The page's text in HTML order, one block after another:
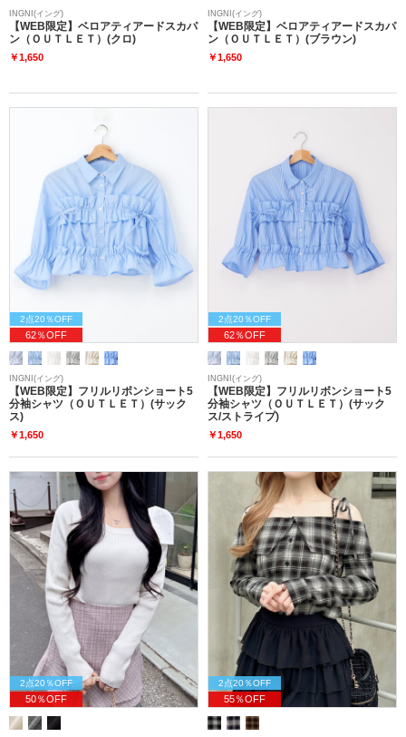
INGNI(イング)
【WEB限定】ベロアティアードスカパ
ン（ＯＵＴＬＥＴ）(クロ)
￥1,650
INGNI(イング)
【WEB限定】ベロアティアードスカパ
ン（ＯＵＴＬＥＴ）(ブラウン)
￥1,650
2点20％OFF
62％OFF
INGNI(イング)
【WEB限定】フリルリボンショート5
分袖シャツ（ＯＵＴＬＥＴ）(サック
ス)
￥1,650
2点20％OFF
62％OFF
INGNI(イング)
【WEB限定】フリルリボンショート5
分袖シャツ（ＯＵＴＬＥＴ）(サック
ス/ストライプ)
￥1,650
2点20％OFF
50％OFF
2点20％OFF
55％OFF